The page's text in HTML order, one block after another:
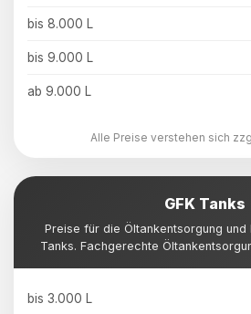
bis 8.000 L
bis 9.000 L
ab 9.000 L
Alle Preise verstehen sich
GFK Tanks
Preise für die Öltankentsorgung und
Tanks. Fachgerechte
bis 3.000 L